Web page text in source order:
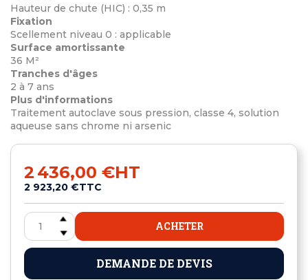
Hauteur de chute (HIC) : 0,35 m
Fixation
Scellement niveau 0 : applicable
Surface amortissante
36 M²
Tranches d'âges
2 à 7 ans
Plus d'informations
Traitement autoclave sous pression, classe 4, solution
aqueuse sans chrome ni arsenic
2 436,00 €HT
2 923,20 €TTC
ACHETER
DEMANDE DE DEVIS